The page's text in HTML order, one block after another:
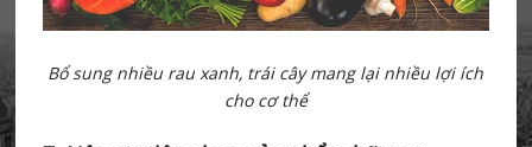
Bổ sung nhiều rau xanh, trái cây mang lại nhiều lợi ích
cho cơ thể